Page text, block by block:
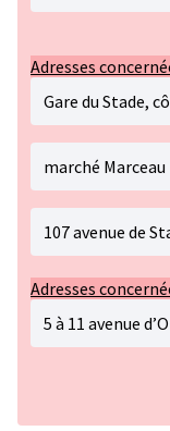
Adresses
Gare du Stade,
marché Marceau
107 avenue de
Adresses
5 à 11 avenue